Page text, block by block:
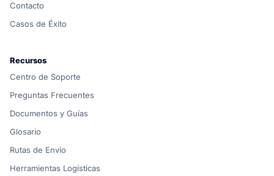
Contacto
Casos de Éxito
Recursos
Centro de Soporte
Preguntas Frecuentes
Documentos y Guías
Glosario
Rutas de Envío
Herramientas Logísticas